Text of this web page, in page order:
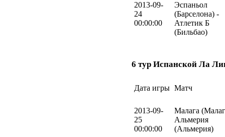
2013-09-
24
00:00:00
Эспаньол
(Барселона) -
Атлетик Б
(Бильбао)
6 тур Испанской Ла
Дата игры Матч
2013-09-
25
00:00:00
Малага
Альмерия
(Альмерия)